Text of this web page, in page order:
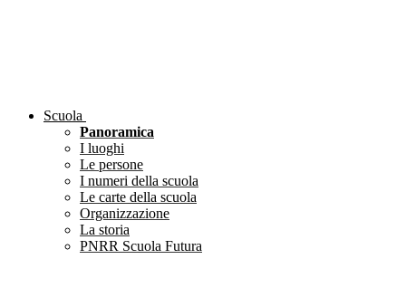
Scuola
Panoramica
I luoghi
Le persone
I numeri della scuola
Le carte della scuola
Organizzazione
La storia
PNRR Scuola Futura